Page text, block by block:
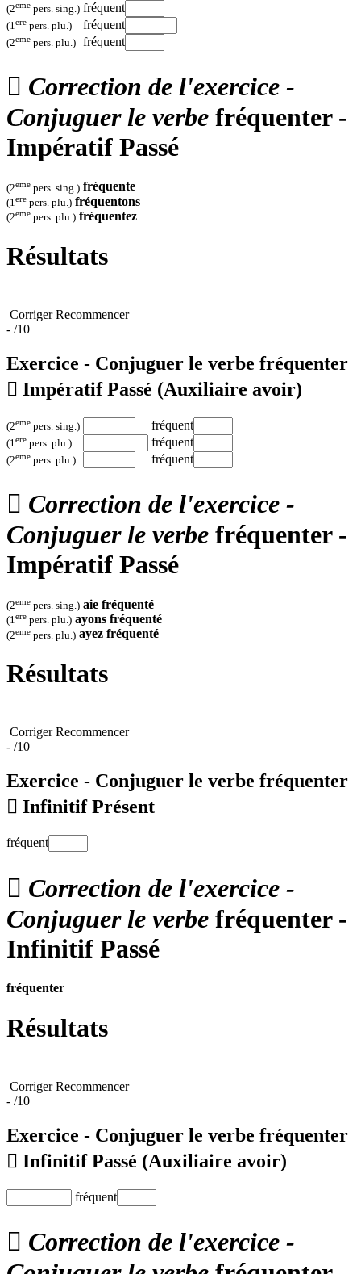
(2eme pers. sing.) fréquent
(1ere pers. plu.) fréquent
(2eme pers. plu.) fréquent
 Correction de l'exercice -
Conjuguer le verbe fréquenter -
Impératif Passé
(2eme pers. sing.) fréquente
(1ere pers. plu.) fréquentons
(2eme pers. plu.) fréquentez
Résultats
CorrigerRecommencer
- /10
Exercice - Conjuguer le verbe fréquenter
 Impératif Passé (Auxiliaire avoir)
(2eme pers. sing.) fréquent
(1ere pers. plu.) fréquent
(2eme pers. plu.) fréquent
 Correction de l'exercice -
Conjuguer le verbe fréquenter -
Impératif Passé
(2eme pers. sing.) aie fréquenté
(1ere pers. plu.) ayons fréquenté
(2eme pers. plu.) ayez fréquenté
Résultats
CorrigerRecommencer
- /10
Exercice - Conjuguer le verbe fréquenter
 Infinitif Présent
fréquent
 Correction de l'exercice -
Conjuguer le verbe fréquenter -
Infinitif Passé
fréquenter
Résultats
CorrigerRecommencer
- /10
Exercice - Conjuguer le verbe fréquenter
 Infinitif Passé (Auxiliaire avoir)
fréquent
 Correction de l'exercice -